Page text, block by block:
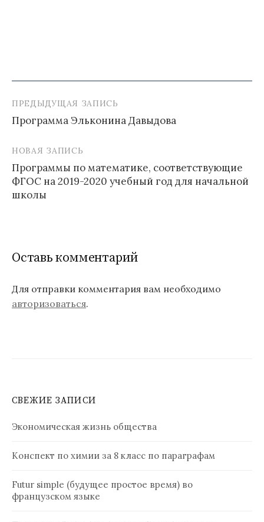
Навигация
по
записям
ПРЕДЫДУЩАЯ ЗАПИСЬ
Программа Эльконина Давыдова
НОВАЯ ЗАПИСЬ
Программы по математике, соответствующие
ФГОС на 2019-2020 учебный год для начальной
школы
Оставь комментарий
Для отправки комментария вам необходимо
авторизоваться.
СВЕЖИЕ ЗАПИСИ
Экономическая жизнь общества
Конспект по химии за 8 класс по параграфам
Futur simple (будущее простое время) во
французском языке